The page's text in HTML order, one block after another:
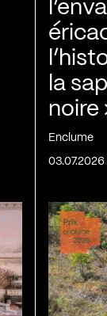
la
noire
Enclume
03.07.2026